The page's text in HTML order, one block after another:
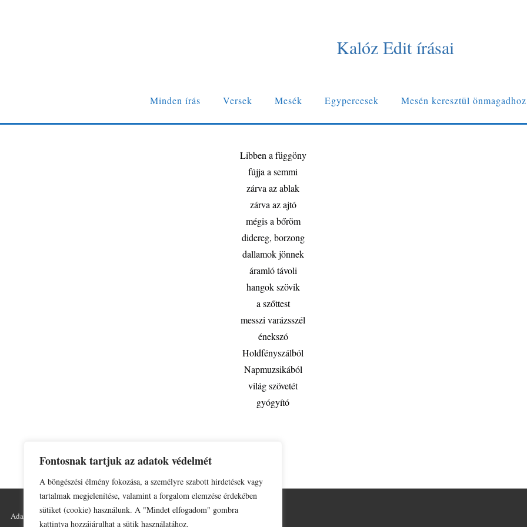
Fontosnak tartjuk az adatok védelmét
A böngészési élmény fokozása, a személyre szabott hirdetések vagy
tartalmak megjelenítése, valamint a forgalom elemzése érdekében
sütiket (cookie) használunk. A "Mindet elfogadom" gombra
kattintva hozzájárulhat a sütik használatához.
Kalóz Edit írásai
Minden írás Versek Mesék Egypercesek Mesén keresztül önmagadhoz
Libben a függöny
fújja a semmi
zárva az ablak
zárva az ajtó
mégis a bőröm
didereg, borzong
dallamok jönnek
áramló távoli
hangok szövik
a szőttest
messzi varázsszél
énekszó
Holdfényszálból
Napmuzsikából
világ szövetét
gyógyító
Adatkezelési tájékoztató Impresszum